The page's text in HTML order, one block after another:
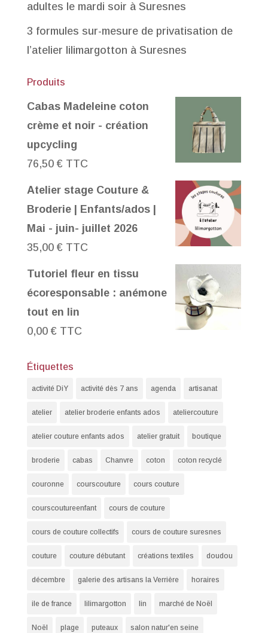
adultes le mardi soir à Suresnes
3 formules sur-mesure de privatisation de
l’atelier lilimargotton à Suresnes
Produits
Cabas Madeleine coton
crème et noir - création
upcycling
76,50 € TTC
Atelier stage Couture &
Broderie | Enfants/ados |
Mai - juin- juillet 2026
35,00 € TTC
Tutoriel fleur en tissu
écoresponsable : anémone
tout en lin
0,00 € TTC
Étiquettes
activité DiY activité dès 7 ans agenda artisanat
atelier atelier broderie enfants ados ateliercouture
atelier couture enfants ados atelier gratuit boutique
broderie cabas Chanvre coton coton recyclé
couronne courscouture cours couture
courscoutureenfant cours de couture
cours de couture collectifs cours de couture suresnes
couture couture débutant créations textiles doudou
décembre galerie des artisans la Verrière horaires
ile de france lilimargotton lin marché de Noël
Noël plage puteaux salon natur'en seine